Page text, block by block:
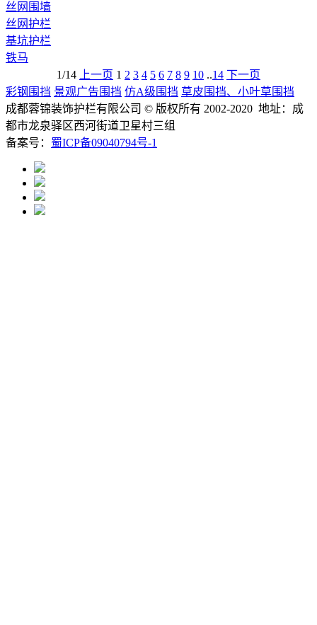
丝网围墙
丝网护栏
基坑护栏
铁马
1/14
上一页 1 2 3 4 5 6 7 8 9 10 ..14 下一页
彩钢围挡 景观广告围挡 仿A级围挡 草皮围挡、小叶草围挡
成都蓉锦装饰护栏有限公司 © 版权所有 2002-2020 地址：成
都市龙泉驿区西河街道卫星村三组
备案号： 蜀ICP备09040794号-1